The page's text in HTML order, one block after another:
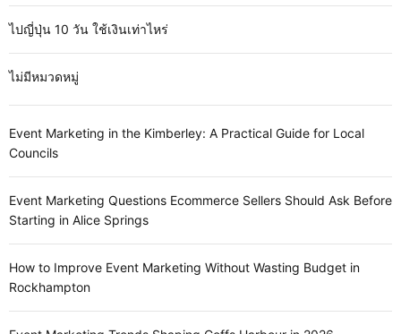
ไปญี่ปุ่น 10 วัน ใช้เงินเท่าไหร่
ไม่มีหมวดหมู่
Event Marketing in the Kimberley: A Practical Guide for Local
Councils
Event Marketing Questions Ecommerce Sellers Should Ask Before
Starting in Alice Springs
How to Improve Event Marketing Without Wasting Budget in
Rockhampton